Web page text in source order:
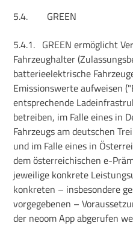
5.4.
GREEN
5.4.1. GREEN ermöglicht
Fahrzeughalter
batterieelektrische
Emissionswerte aufweisen
entsprechende
betreiben, im Falle eines in
Fahrzeugs am deutschen
und im Falle eines in
dem österreichischen e-
jeweilige konkrete
konkreten – insbesondere
vorgegebenen –
der neoom App abgerufen